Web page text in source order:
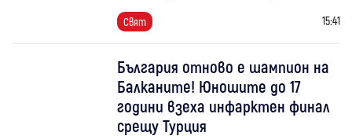
Свят 15:41
България отново е шампион на
Балканите! Юношите до 17
години взеха инфарктен финал
срещу Турция